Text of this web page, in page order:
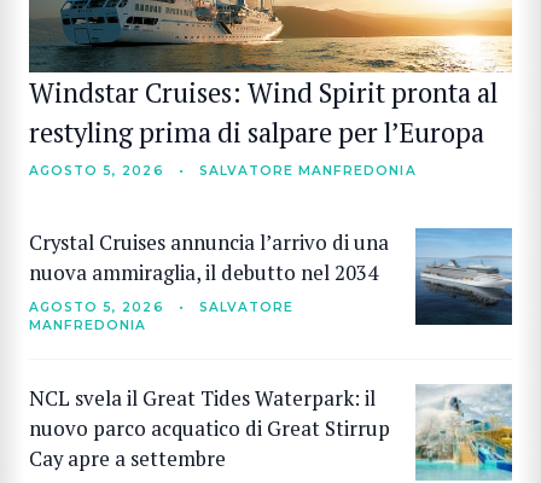
Windstar Cruises: Wind Spirit pronta al
restyling prima di salpare per l’Europa
AGOSTO 5, 2026 • SALVATORE MANFREDONIA
Crystal Cruises annuncia l’arrivo di una
nuova ammiraglia, il debutto nel 2034
AGOSTO 5, 2026 •
SALVATORE
MANFREDONIA
NCL svela il Great Tides Waterpark: il
nuovo parco acquatico di Great Stirrup
Cay apre a settembre